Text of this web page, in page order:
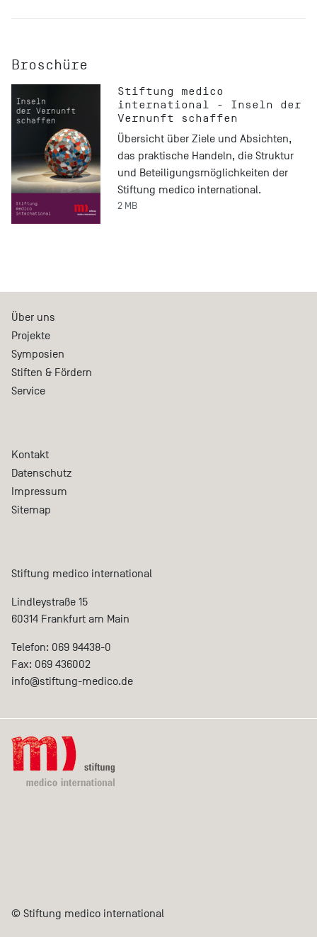
Broschüre
Stiftung medico
international - Inseln der
Vernunft schaffen
Übersicht über Ziele und Absichten,
das praktische Handeln, die Struktur
und Beteiligungsmöglichkeiten der
Stiftung medico international.
2 MB
Über uns
Projekte
Symposien
Stiften & Fördern
Service
Kontakt
Datenschutz
Impressum
Sitemap
Stiftung medico international
Lindleystraße 15
60314 Frankfurt am Main
Telefon: 069 94438-0
Fax: 069 436002
info@stiftung-medico.de
© Stiftung medico international